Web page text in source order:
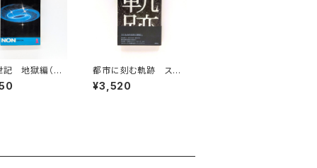
記 地獄編（N
ノン・ブック
都市に刻む軌跡 スケ
ートボーダーのエスノグ
ラフィー
¥3,520